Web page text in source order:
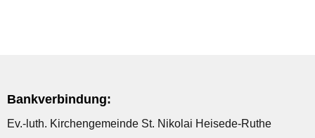
Bankverbindung:
Ev.-luth. Kirchengemeinde St. Nikolai Heisede-Ruthe